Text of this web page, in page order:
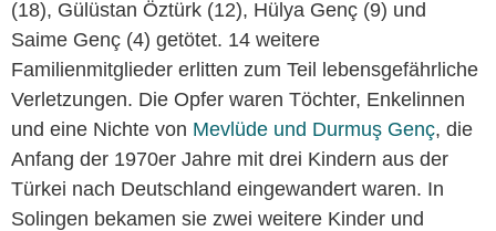
(18), Gülüstan Öztürk (12), Hülya Genç (9) und
Saime Genç (4) getötet. 14 weitere
Familienmitglieder erlitten zum Teil lebensgefährliche
Verletzungen. Die Opfer waren Töchter, Enkelinnen
und eine Nichte von Mevlüde und Durmuş Genç, die
Anfang der 1970er Jahre mit drei Kindern aus der
Türkei nach Deutschland eingewandert waren. In
Solingen bekamen sie zwei weitere Kinder und